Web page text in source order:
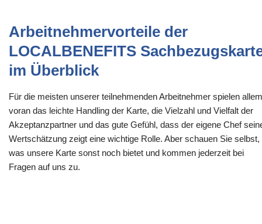
Arbeitnehmervorteile der
LOCALBENEFITS
im Überblick
Für die meisten unserer teilnehmenden Arbeitnehmer spielen allem
voran das leichte Handling der Karte, die Vielzahl und Vielfalt der
Akzeptanzpartner und das gute Gefühl, dass der eigene Chef
Wertschätzung zeigt eine wichtige Rolle. Aber schauen Sie selbst,
was unsere Karte sonst noch bietet und kommen jederzeit bei
Fragen auf uns zu.